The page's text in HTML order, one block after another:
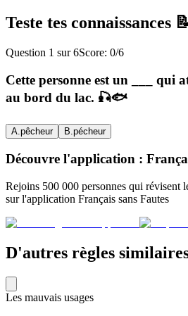
Teste tes connaissances
Question 1 sur6Score: 0/6
Cette personne est un ___ qui
au bord du lac. 🎣🐟
A pêcheur B pécheur
Découvre l'application :
Rejoins 500 000 personnes qui révisent
sur l'application Français sans Fautes
D'autres règles
Les mauvais usages